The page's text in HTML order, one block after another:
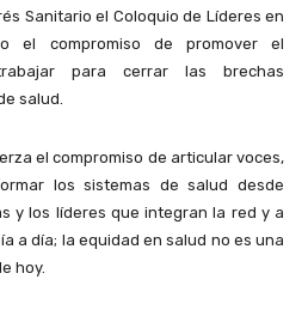
Sanitario el Coloquio de Líderes en
el compromiso de promover el
para cerrar las brechas
salud.
el compromiso de articular voces,
los sistemas de salud desde
y los líderes que integran la red y a
a día; la equidad en salud no es una
hoy.